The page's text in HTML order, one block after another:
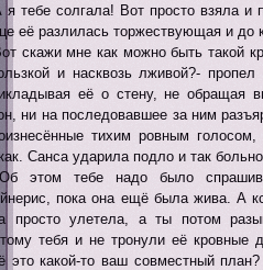
я тебе солгала! Вот просто взяла и
её разлилась торжествующая и до
скажи мне как можно быть такой
и насквозь лживой?-
её о стену, не обращая
ни на последовавшее за ним
тихим ровным
Санса ударила подло и так
этом тебе надо было
пока она ещё была жива. А
просто улетела, а ты потом
тебя и не тронули её кровные
это какой-то ваш совместный